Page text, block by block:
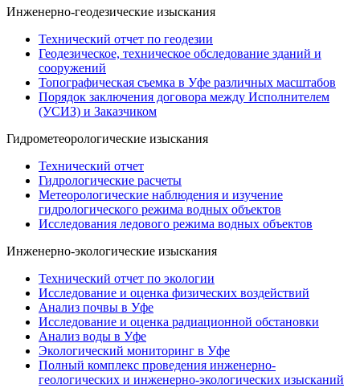
Инженерно-геодезические изыскания
Технический отчет по геодезии
Геодезическое, техническое обследование зданий и
сооружений
Топографическая съемка в Уфе различных масштабов
Порядок заключения договора между Исполнителем
(УСИЗ) и Заказчиком
Гидрометеорологические изыскания
Технический отчет
Гидрологические расчеты
Метеорологические наблюдения и изучение
гидрологического режима водных объектов
Исследования ледового режима водных объектов
Инженерно-экологические изыскания
Технический отчет по экологии
Исследование и оценка физических воздействий
Анализ почвы в Уфе
Исследование и оценка радиационной обстановки
Анализ воды в Уфе
Экологический мониторинг в Уфе
Полный комплекс проведения инженерно-
геологических и инженерно-экологических изысканий